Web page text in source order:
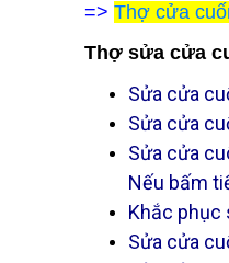
=> Thợ cửa
Thợ sửa cửa
Sửa cửa
Sửa cửa
Sửa cửa
Nếu bấm
Khắc phục
Sửa cửa